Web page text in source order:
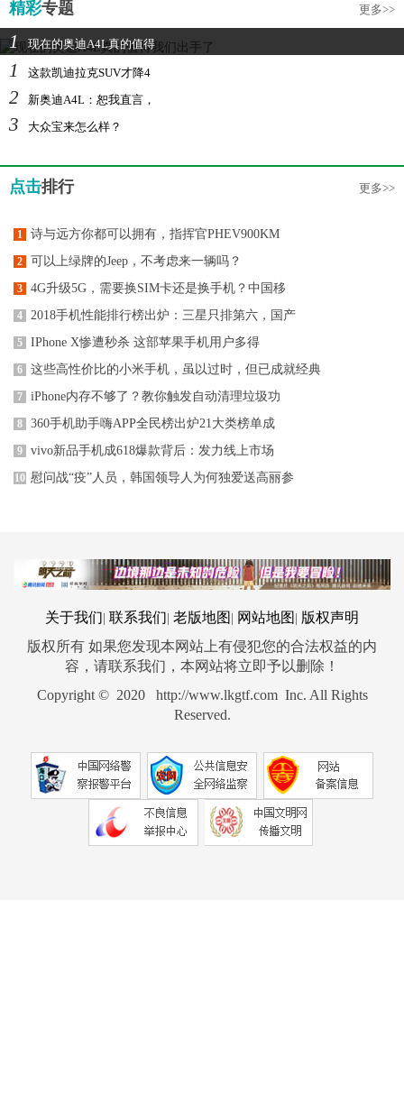
精彩专题 更多>>
1 现在的奥迪A4L真的值得
1 这款凯迪拉克SUV才降4
2 新奥迪A4L：恕我直言，
3 大众宝来怎么样？
点击排行 更多>>
1 诗与远方你都可以拥有，指挥官PHEV900KM
2 可以上绿牌的Jeep，不考虑来一辆吗？
3 4G升级5G，需要换SIM卡还是换手机？中国移
4 2018手机性能排行榜出炉：三星只排第六，国产
5 IPhone X惨遭秒杀 这部苹果手机用户多得
6 这些高性价比的小米手机，虽以过时，但已成就经典
7 iPhone内存不够了？教你触发自动清理垃圾功
8 360手机助手嗨APP全民榜出炉21大类榜单成
9 vivo新品手机成618爆款背后：发力线上市场
10 慰问战“疫”人员，韩国领导人为何独爱送高丽参
关于我们 联系我们 老版地图 网站地图
版权声明
版权所有 如果您发现本网站上有侵犯您的合法权益的内
容，请联系我们，本网站将立即予以删除！
Copyright © 2020 http://www.lkgtf.com Inc. All Rights
Reserved.